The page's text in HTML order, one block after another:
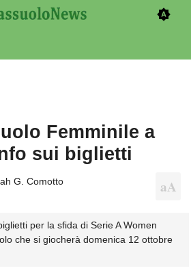
Femminile a
sui biglietti
G. Comotto
per la sfida di Serie A Women
che si giocherà domenica 12 ottobre